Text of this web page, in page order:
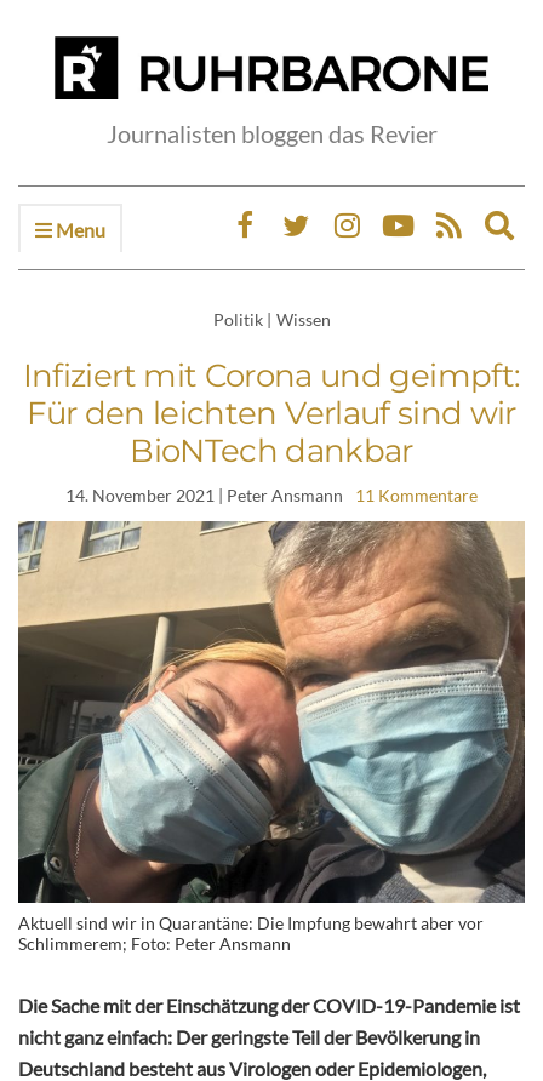
Journalisten bloggen das Revier
Menu
Politik | Wissen
Infiziert mit Corona und geimpft:
Für den leichten Verlauf sind wir
BioNTech dankbar
14. November 2021 | Peter Ansmann 11 Kommentare
Aktuell sind wir in Quarantäne: Die Impfung bewahrt aber vor
Schlimmerem; Foto: Peter Ansmann
Die Sache mit der Einschätzung der COVID-19-Pandemie ist
nicht ganz einfach: Der geringste Teil der Bevölkerung in
Deutschland besteht aus Virologen oder Epidemiologen,